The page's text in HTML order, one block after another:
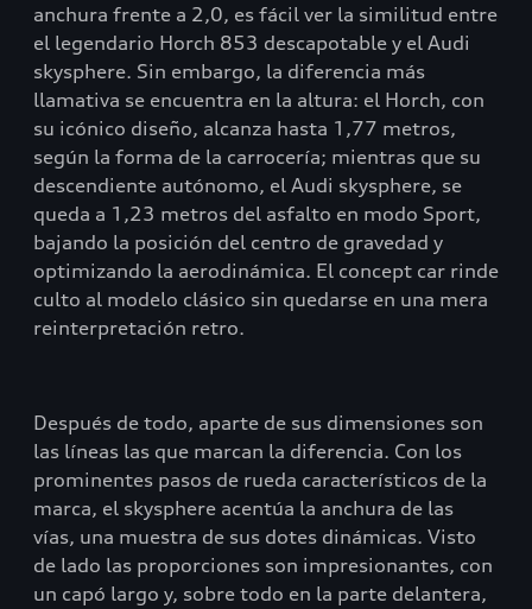
anchura frente a 2,0, es fácil ver la similitud entre
el legendario Horch 853 descapotable y el Audi
skysphere. Sin embargo, la diferencia más
llamativa se encuentra en la altura: el Horch, con
su icónico diseño, alcanza hasta 1,77 metros,
según la forma de la carrocería; mientras que su
descendiente autónomo, el Audi skysphere, se
queda a 1,23 metros del asfalto en modo Sport,
bajando la posición del centro de gravedad y
optimizando la aerodinámica. El concept car rinde
culto al modelo clásico sin quedarse en una mera
reinterpretación retro.
Después de todo, aparte de sus dimensiones son
las líneas las que marcan la diferencia. Con los
prominentes pasos de rueda característicos de la
marca, el skysphere acentúa la anchura de las
vías, una muestra de sus dotes dinámicas. Visto
de lado las proporciones son impresionantes, con
un capó largo y, sobre todo en la parte delantera,